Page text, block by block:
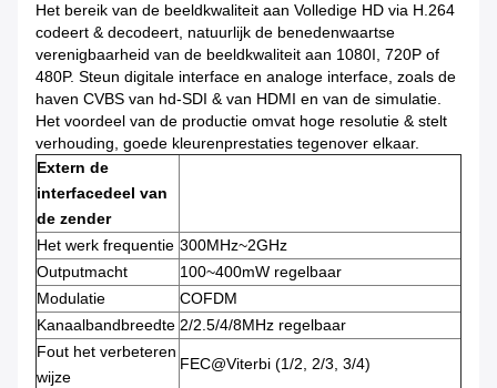
Het bereik van de beeldkwaliteit aan Volledige HD via H.264
codeert & decodeert, natuurlijk de benedenwaartse
verenigbaarheid van de beeldkwaliteit aan 1080I, 720P of
480P. Steun digitale interface en analoge interface, zoals de
haven CVBS van hd-SDI & van HDMI en van de simulatie.
Het voordeel van de productie omvat hoge resolutie & stelt
verhouding, goede kleurenprestaties tegenover elkaar.
Extern de
interfacedeel van
de zender
Het werk frequentie 300MHz~2GHz
Outputmacht
100~400mW regelbaar
Modulatie
COFDM
Kanaalbandbreedte 2/2.5/4/8MHz regelbaar
Fout het verbeteren
wijze
FEC@Viterbi (1/2, 2/3, 3/4)